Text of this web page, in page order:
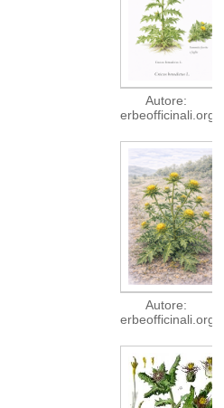
Autore:
erbeofficinali.org
Autore:
erbeofficinali.org